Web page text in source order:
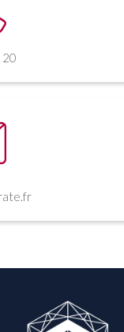
20